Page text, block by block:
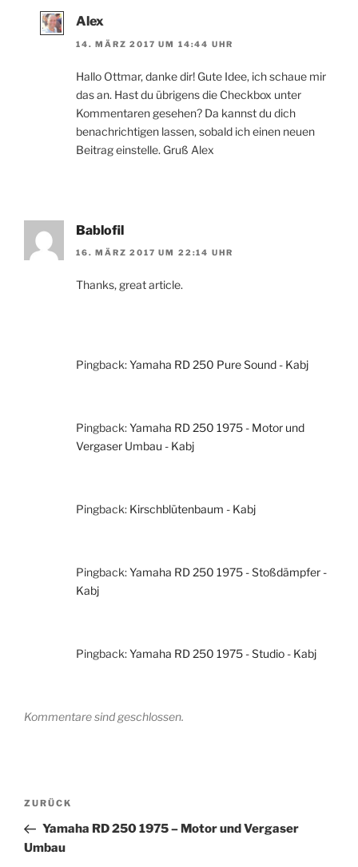
Alex
14. MÄRZ 2017 UM 14:44 UHR
Hallo Ottmar, danke dir! Gute Idee, ich schaue mir
das an. Hast du übrigens die Checkbox unter
Kommentaren gesehen? Da kannst du dich
benachrichtigen lassen, sobald ich einen neuen
Beitrag einstelle. Gruß Alex
Bablofil
16. MÄRZ 2017 UM 22:14 UHR
Thanks, great article.
Pingback:Yamaha RD 250 Pure Sound - Kabj
Pingback:Yamaha RD 250 1975 - Motor und
Vergaser Umbau - Kabj
Pingback: Kirschblütenbaum - Kabj
Pingback:Yamaha RD 250 1975 - Stoßdämpfer -
Kabj
Pingback:Yamaha RD 250 1975 - Studio - Kabj
Kommentare sind geschlossen.
Beitragsnavigation
Vorheriger
Beitrag
ZURÜCK
Yamaha RD 250 1975 – Motor und Vergaser
Umbau